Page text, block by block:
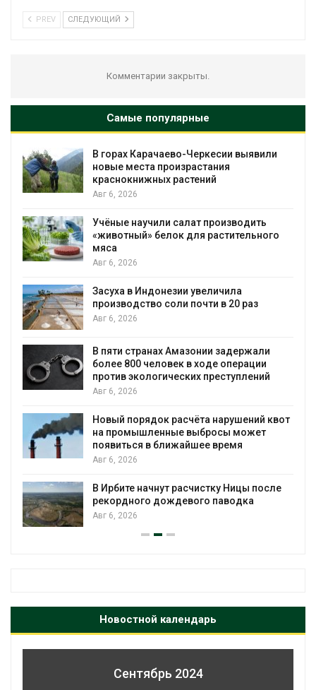
PREV СЛЕДУЮЩИЙ
Комментарии закрыты.
Самые популярные
В горах Карачаево-Черкесии выявили
новые места произрастания
краснокнижных растений
Авг 6, 2026
Учёные научили салат производить
«животный» белок для растительного
мяса
Авг 6, 2026
Засуха в Индонезии увеличила
производство соли почти в 20 раз
Авг 6, 2026
В пяти странах Амазонии задержали
более 800 человек в ходе операции
против экологических преступлений
Авг 6, 2026
Новый порядок расчёта нарушений квот
на промышленные выбросы может
появиться в ближайшее время
Авг 6, 2026
В Ирбите начнут расчистку Ницы после
рекордного дождевого паводка
Авг 6, 2026
Новостной календарь
Сентябрь 2024